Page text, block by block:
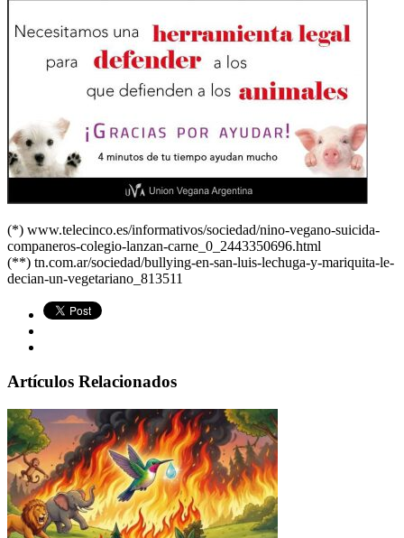
(*) www.telecinco.es/informativos/sociedad/nino-vegano-suicida-
companeros-colegio-lanzan-carne_0_2443350696.html
(**) tn.com.ar/sociedad/bullying-en-san-luis-lechuga-y-mariquita-le-
decian-un-vegetariano_813511
Artículos Relacionados